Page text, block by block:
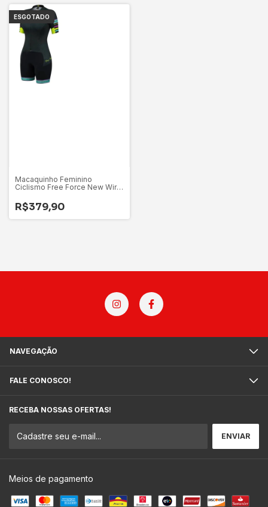
ESGOTADO
Macaquinho Feminino
Ciclismo Free Force New Wire
R$379,90
NAVEGAÇÃO
FALE CONOSCO!
RECEBA NOSSAS OFERTAS!
Meios de pagamento